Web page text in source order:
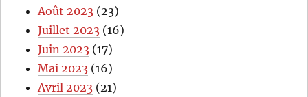
Août 2023 (23)
Juillet 2023 (16)
Juin 2023 (17)
Mai 2023 (16)
Avril 2023 (21)